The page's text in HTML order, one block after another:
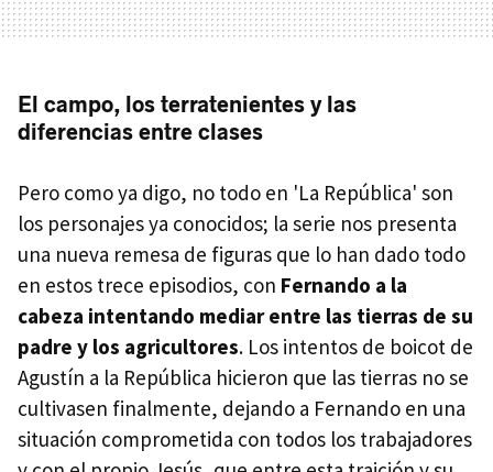
El campo, los terratenientes y las
diferencias entre clases
Pero como ya digo, no todo en 'La República' son
los personajes ya conocidos; la serie nos presenta
una nueva remesa de figuras que lo han dado todo
en estos trece episodios, con Fernando a la
cabeza intentando mediar entre las tierras de su
padre y los agricultores. Los intentos de boicot de
Agustín a la República hicieron que las tierras no se
cultivasen finalmente, dejando a Fernando en una
situación comprometida con todos los trabajadores